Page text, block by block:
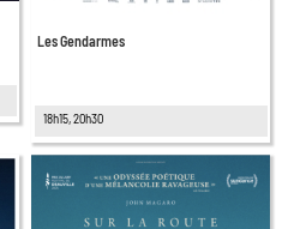
Les Gendarmes
18h15, 20h30